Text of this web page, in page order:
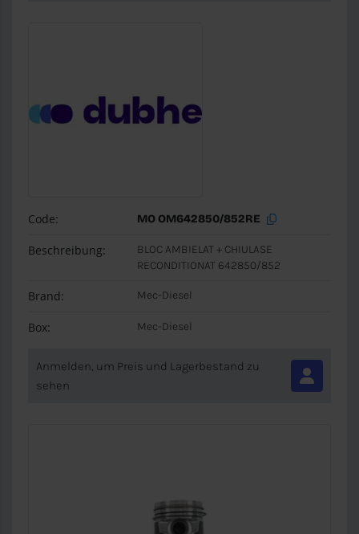
Code: MO OM642850/852RE
Beschreibung:
BLOC AMBIELAT + CHIULASE
RECONDITIONAT 642850/852
Brand: Mec-Diesel
Box: Mec-Diesel
Anmelden, um Preis und Lagerbestand zu
sehen